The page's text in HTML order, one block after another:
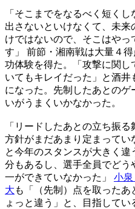
「そこまでをなるべく短く
出さないといけなくて、未
けではないので、そこはやっ
す」 前節・湘南戦は大量４
功体験を得た。「攻撃に関し
いてもキレイだった」と酒
になった。先制したあとの
いがうまくいかなかった。
「リードしたあとの立ち振
方針がまだあまり定まってい
と今年のスタンスが大きく
分もあるし、選手全員でど
一ができていなかった」 小泉
大 も「（先制）点を取った
ょっと違う」と、目指して